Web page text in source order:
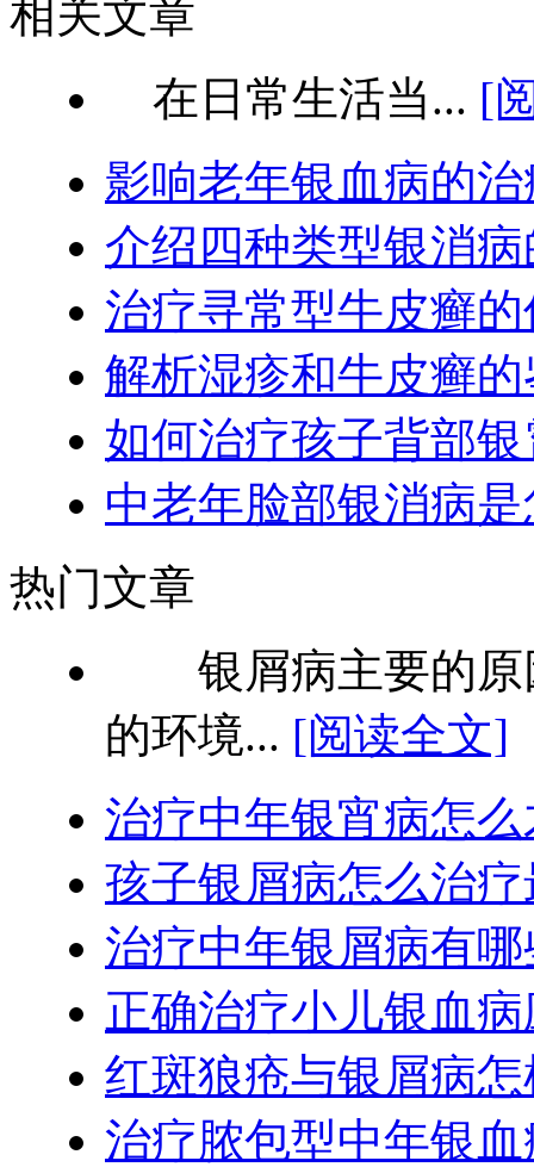
相关文章
在日常生活当... [
影响老年银血病的
介绍四种类型银消
治疗寻常型牛皮癣
解析湿疹和牛皮癣
如何治疗孩子背部
中老年脸部银消病
热门文章
银屑病主要的原
的环境... [阅读全文]
治疗中年银宵病怎
孩子银屑病怎么治
治疗中年银屑病有
正确治疗小儿银血
红斑狼疮与银屑病
治疗脓包型中年银